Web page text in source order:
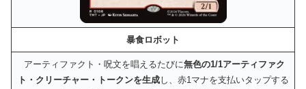
暴食ロボット
アーティファクト・呪文を唱えるたびに無色の1/1アーティファク
ト・クリーチャー・トークンを生成し、赤1マナを支払いタップする